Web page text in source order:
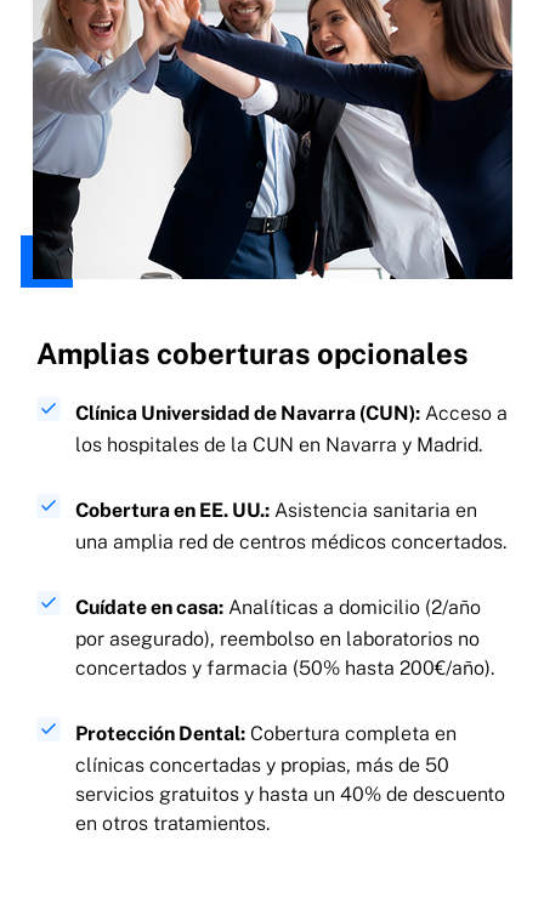
Amplias coberturas opcionales
Clínica Universidad de Navarra (CUN): Acceso a
los hospitales de la CUN en Navarra y Madrid.
Cobertura en EE. UU.: Asistencia sanitaria en
una amplia red de centros médicos concertados.
Cuídate en casa: Analíticas a domicilio (2/año
por asegurado), reembolso en laboratorios no
concertados y farmacia (50% hasta 200€/año).
Protección Dental: Cobertura completa en
clínicas concertadas y propias, más de 50
servicios gratuitos y hasta un 40% de descuento
en otros tratamientos.